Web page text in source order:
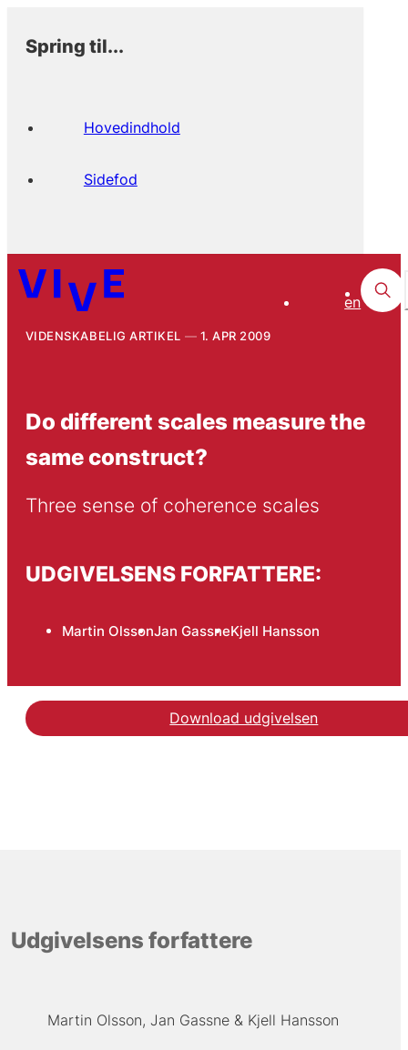
Spring til...
Hovedindhold
Sidefod
en
VIDENSKABELIG ARTIKEL 1. APR 2009
Do different scales measure the
same construct?
Three sense of coherence scales
UDGIVELSENS FORFATTERE:
Martin OlssonJan GassneKjell Hansson
Download udgivelsen
Udgivelsens forfattere
Martin Olsson Jan Gassne Kjell Hansson